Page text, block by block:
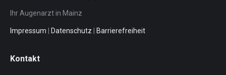
Ihr Augenarzt in Mainz
Impressum Datenschutz Barrierefreiheit
Kontakt